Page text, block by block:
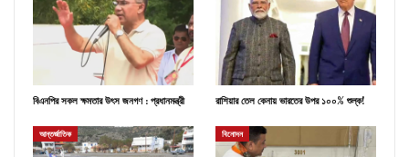
বিএনপির সকল ক্ষমতার উৎস জনগণ : প্রধানমন্ত্রী রাশিয়ার তেল কেনায় ভারতের উপর ১০০% শুল্ক!
আন্তর্জাতিক বিনোদন